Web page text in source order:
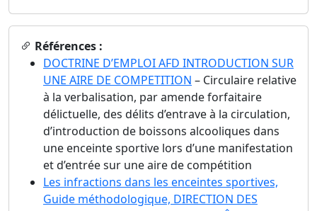
Références :
DOCTRINE D’EMPLOI AFD INTRODUCTION SUR
UNE AIRE DE COMPETITION – Circulaire relative
à la verbalisation, par amende forfaitaire
délictuelle, des délits d’entrave à la circulation,
d’introduction de boissons alcooliques dans
une enceinte sportive lors d’une manifestation
et d’entrée sur une aire de compétition
Les infractions dans les enceintes sportives,
Guide méthodologique, DIRECTION DES